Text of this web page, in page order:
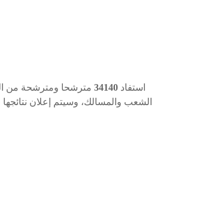
استفاد 34140 مترشحا ومترشحة من
الشعب والمسالك، وسيتم إعلان